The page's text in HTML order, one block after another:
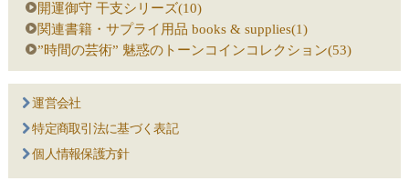
開運御守 干支シリーズ(10)
関連書籍・サプライ用品 books & supplies(1)
”時間の芸術” 魅惑のトーンコインコレクション(53)
運営会社
特定商取引法に基づく表記
個人情報保護方針